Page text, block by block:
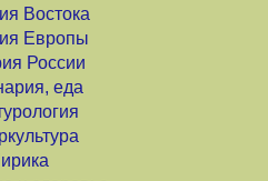
Востока
Европы
России
еда